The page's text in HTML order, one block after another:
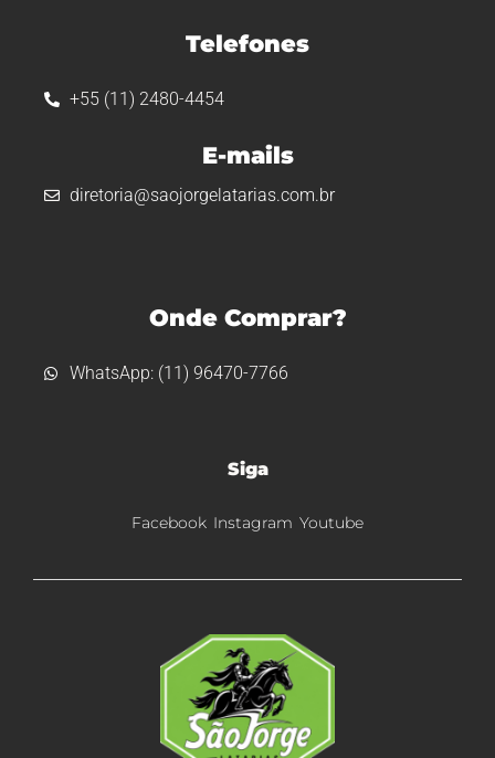
Telefones
+55 (11) 2480-4454
E-mails
diretoria@saojorgelatarias.com.br
Onde Comprar?
WhatsApp: (11) 96470-7766
Siga
Facebook Instagram Youtube